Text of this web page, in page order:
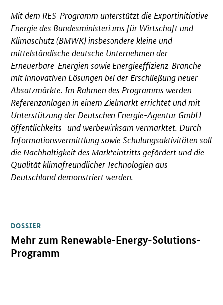
Mit dem RES-Programm unterstützt die Exportinitiative
Energie des Bundesministeriums für Wirtschaft und
Klimaschutz (BMWK) insbesondere kleine und
mittelständische deutsche Unternehmen der
Erneuerbare-Energien sowie Energieeffizienz-Branche
mit innovativen Lösungen bei der Erschließung neuer
Absatzmärkte. Im Rahmen des Programms werden
Referenzanlagen in einem Zielmarkt errichtet und mit
Unterstützung der Deutschen Energie-Agentur GmbH
öffentlichkeits- und werbewirksam vermarktet. Durch
Informationsvermittlung sowie Schulungsaktivitäten soll
die Nachhaltigkeit des Markteintritts gefördert und die
Qualität klimafreundlicher Technologien aus
Deutschland demonstriert werden.
DOSSIER
Mehr zum Renewable-Energy-Solutions-
Programm
Öffnet Einzelsicht